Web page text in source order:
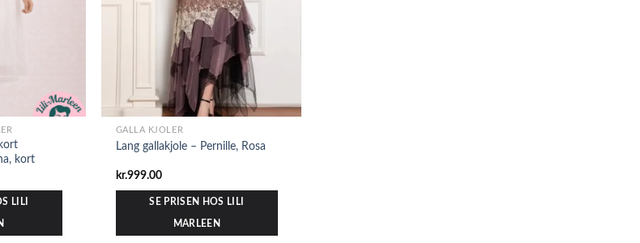
kort
LILI
GALLA KJOLER
Lang gallakjole – Pernille, Rosa
kr.999.00
SE PRISEN HOS LILI
MARLEEN